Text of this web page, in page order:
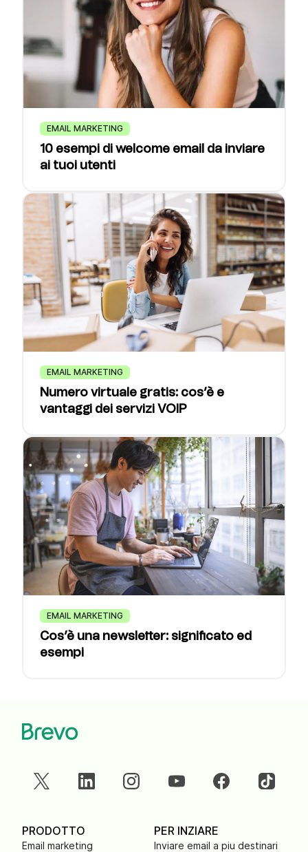
EMAIL MARKETING
10 esempi di welcome email da inviare
ai tuoi utenti
EMAIL MARKETING
Numero virtuale gratis: cos’è e
vantaggi dei servizi VOIP
EMAIL MARKETING
Cos’è una newsletter: significato ed
esempi
PRODOTTO
Email marketing
PER INZIARE
Inviare email a piu destinari